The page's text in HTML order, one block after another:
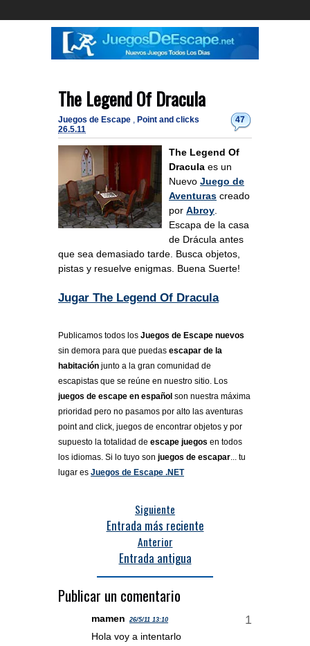
The Legend Of Dracula
47
Juegos de Escape , Point and clicks
26.5.11
The Legend Of
Dracula es un
Nuevo Juego de
Aventuras creado
por Abroy.
Escapa de la casa
de Drácula antes
que sea demasiado tarde. Busca objetos,
pistas y resuelve enigmas. Buena Suerte!
Jugar The Legend Of Dracula
Publicamos todos los Juegos de Escape nuevos
sin demora para que puedas escapar de la
habitación junto a la gran comunidad de
escapistas que se reúne en nuestro sitio. Los
juegos de escape en español son nuestra máxima
prioridad pero no pasamos por alto las aventuras
point and click, juegos de encontrar objetos y por
supuesto la totalidad de escape juegos en todos
los idiomas. Si lo tuyo son juegos de escapar... tu
lugar es Juegos de Escape .NET
Siguiente
Entrada más reciente
Anterior
Entrada antigua
Publicar un comentario
mamen 26/5/11 13:10
Hola voy a intentarlo